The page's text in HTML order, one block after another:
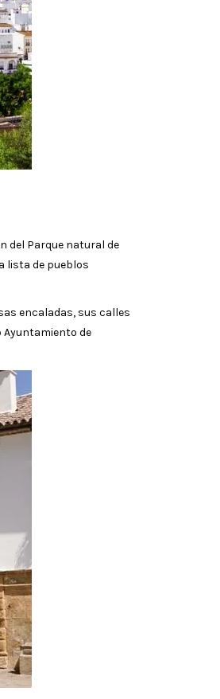
del Parque natural de
lista de pueblos
encaladas, sus calles
Ayuntamiento de